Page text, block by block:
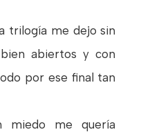
trilogía me dejo sin
abiertos y con
por ese final tan
miedo me quería